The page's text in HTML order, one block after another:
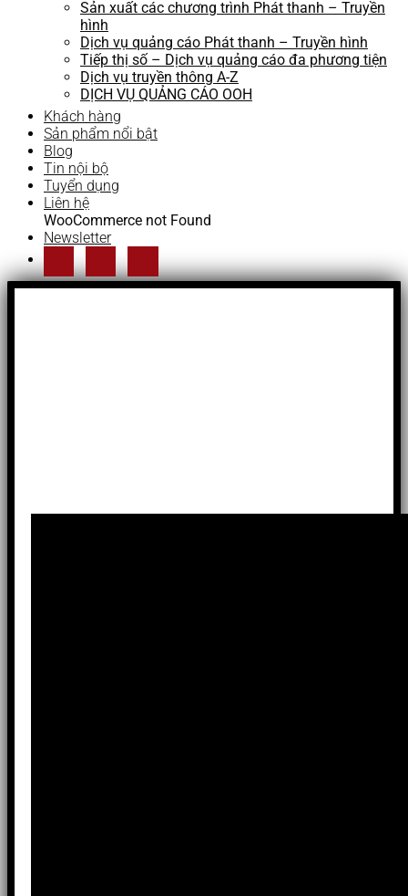
Sản xuất các chương trình Phát thanh – Truyền
hình
Dịch vụ quảng cáo Phát thanh – Truyền hình
Tiếp thị số – Dịch vụ quảng cáo đa phương tiện
Dịch vụ truyền thông A-Z
DỊCH VỤ QUẢNG CÁO OOH
Khách hàng
Sản phẩm nổi bật
Blog
Tin nội bộ
Tuyển dụng
Liên hệ
WooCommerce not Found
Newsletter